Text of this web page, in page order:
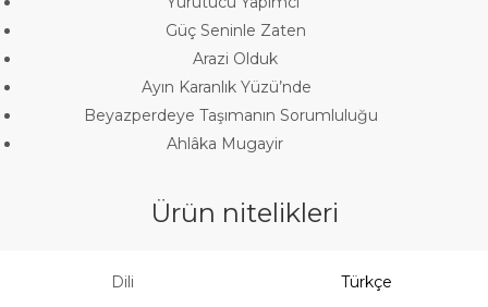
Güç Seninle Zaten
Arazi Olduk
Ayın Karanlık Yüzü’nde
Beyazperdeye Taşımanın Sorumluluğu
Ahlâka Mugayir
Ürün nitelikleri
Dili Türkçe